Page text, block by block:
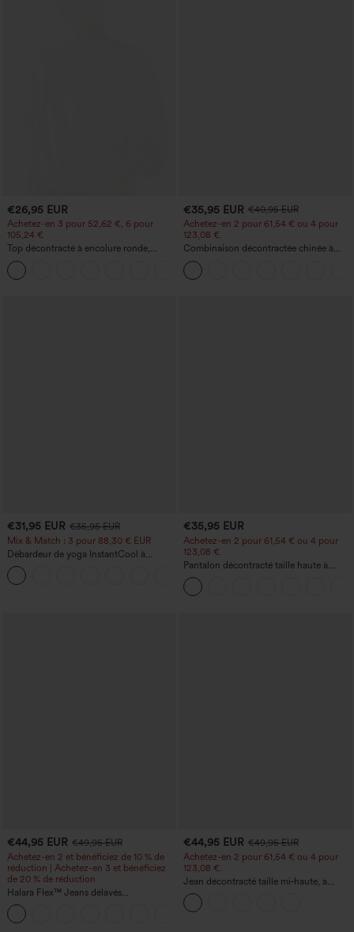
€26,95 EUR
Achetez-en 3 pour 52,62 €, 6 pour
105,24 €
Top décontracté à encolure ronde,
manches chauve-souris et coupe ample
€35,95 EUR €40,95 EUR
Achetez-en 2 pour 61,54 € ou 4 pour
123,08 €.
Combinaison décontractée chinée à
bretelles réglables, fronces et jambes
larges, avec poches — facile comme
tout
€31,95 EUR €35,95 EUR
Mix & Match : 3 pour 88,30 € EUR
Débardeur de yoga InstantCool à
encolure en U et ourlet arrondi –
UPF50+
€35,95 EUR
Achetez-en 2 pour 61,54 € ou 4 pour
123,08 €.
Pantalon décontracté taille haute à
jambe droite, effet lin, avec poches
€44,95 EUR €49,95 EUR
Achetez-en 2 et bénéficiez de 10 % de
réduction | Achetez-en 3 et bénéficiez
de 20 % de réduction
Halara Flex™ Jeans délavés
décontractés, coupe baggy à jambe
large, taille basse asymétrique, poches
zippées
€44,95 EUR €49,95 EUR
Achetez-en 2 pour 61,54 € ou 4 pour
123,08 €.
Jean décontracté taille mi‑haute, à
cordon de serrage, avec poches